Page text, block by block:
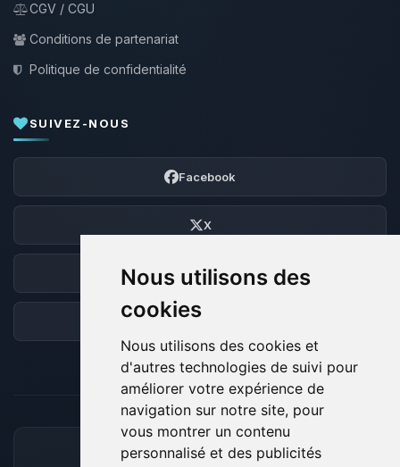
Nous utilisons des
cookies
Nous utilisons des cookies et
d'autres technologies de suivi pour
améliorer votre expérience de
navigation sur notre site, pour
vous montrer un contenu
personnalisé et des publicités
CGV / CGU
Conditions de partenariat
Politique de confidentialité
SUIVEZ-NOUS
Facebook
X
Discord
Forum
MOYENS DE PAIEMENT ACCEPTÉS